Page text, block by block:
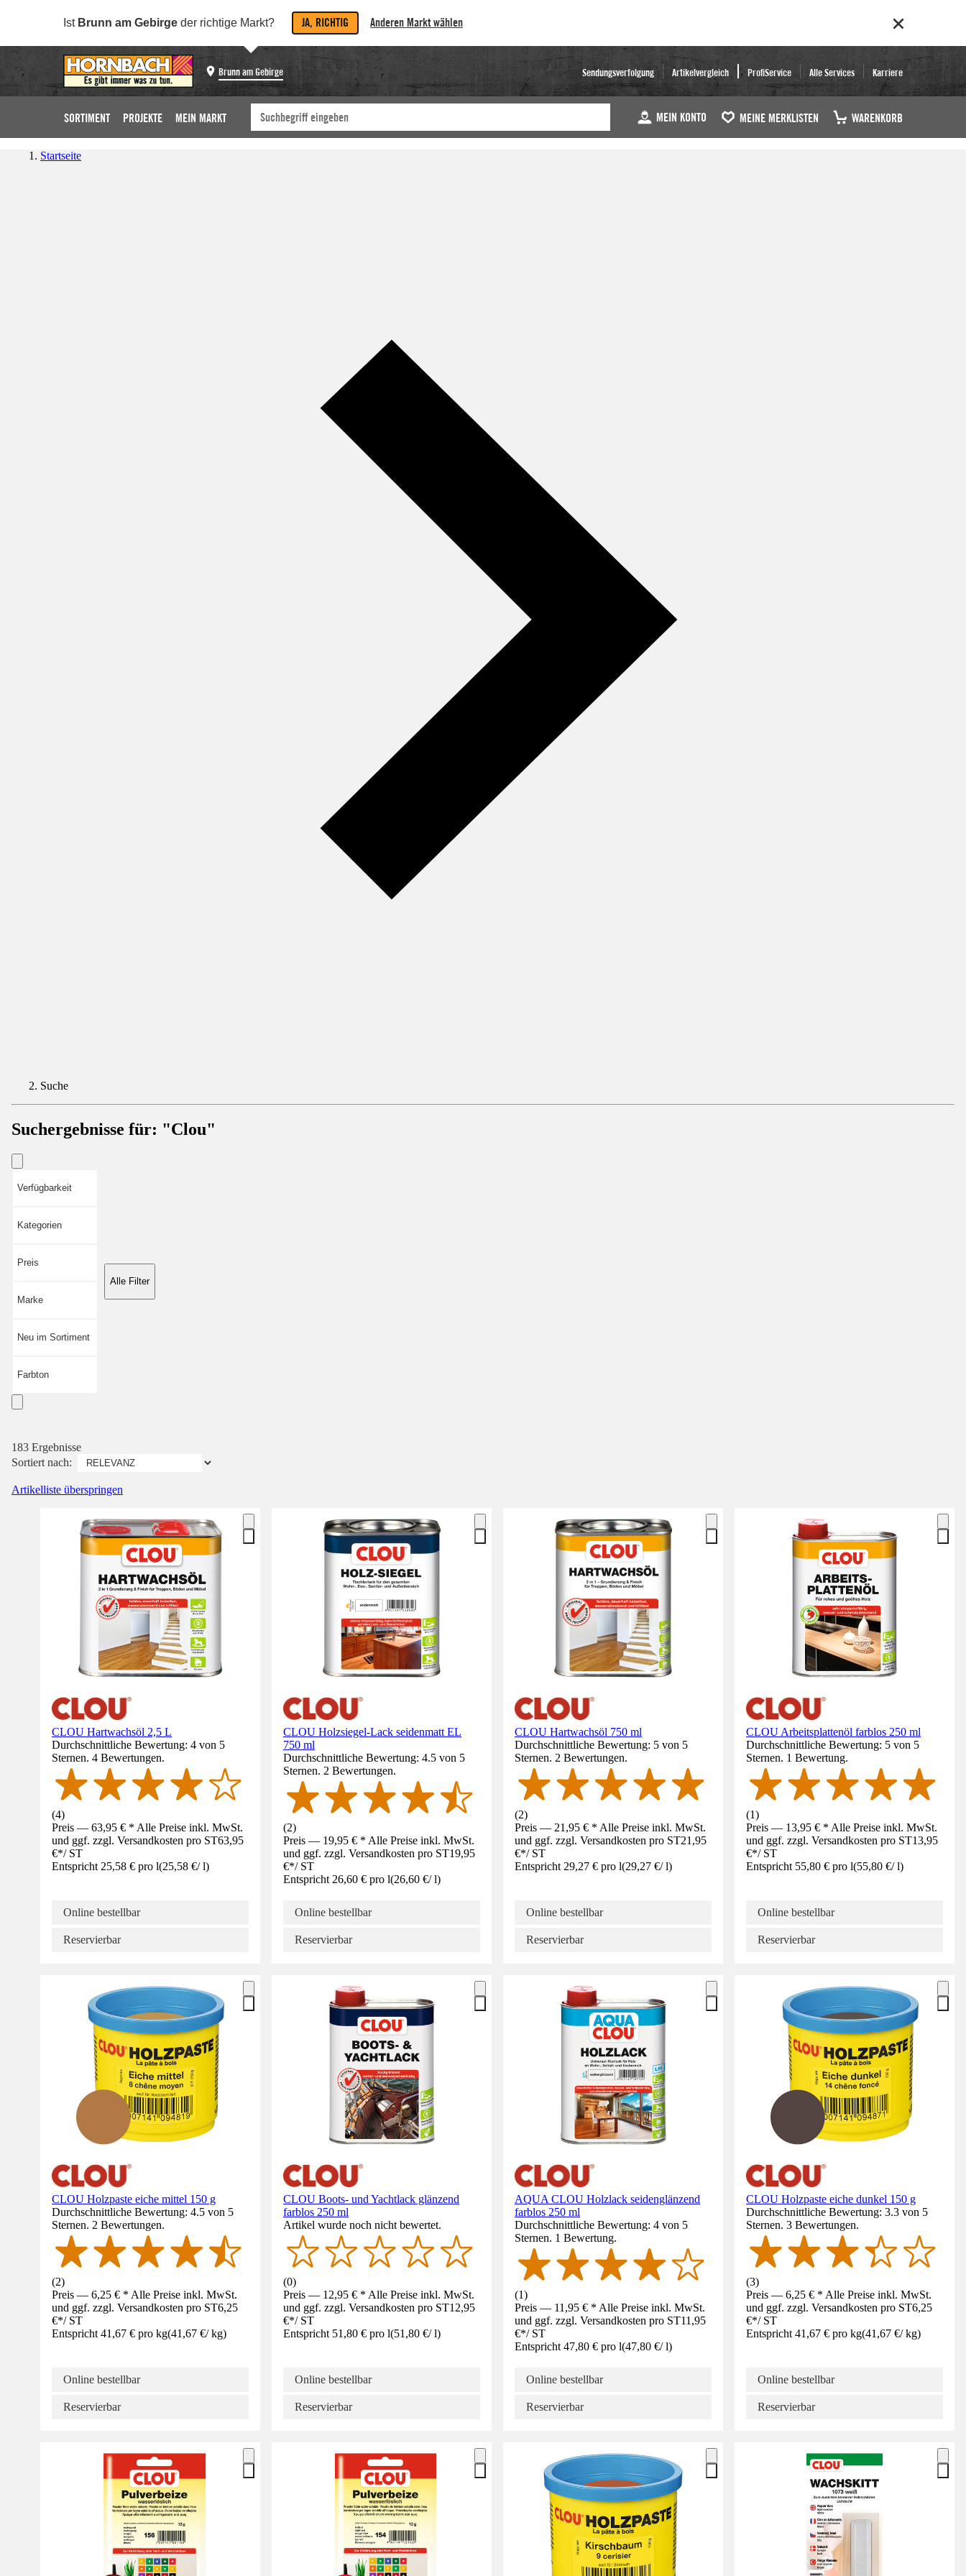
Ist Brunn am Gebirge der richtige Markt? JA, RICHTIG Anderen Markt wählen
Brunn am Gebirge Sendungsverfolgung Artikelvergleich ProfiService Alle Services Karriere
SORTIMENT PROJEKTE MEIN MARKT MEIN KONTO MEINE MERKLISTEN WARENKORB
Startseite
Suche
Suchergebnisse für: "Clou"
Verfügbarkeit
Kategorien
Preis
Marke
Neu im Sortiment
Farbton
Alle Filter
183 Ergebnisse
Sortiert nach:
Artikelliste überspringen
CLOU Hartwachsöl 2,5 L
Durchschnittliche Bewertung: 4 von 5
Sternen. 4 Bewertungen.
(4)
Preis — 63,95 € * Alle Preise inkl. MwSt.
und ggf. zzgl. Versandkosten pro ST63,95
€*/ ST
Entspricht 25,58 € pro l(25,58 €/ l)
Online bestellbar
Reservierbar
CLOU Holzsiegel-Lack seidenmatt EL
750 ml
Durchschnittliche Bewertung: 4.5 von 5
Sternen. 2 Bewertungen.
(2)
Preis — 19,95 € * Alle Preise inkl. MwSt.
und ggf. zzgl. Versandkosten pro ST19,95
€*/ ST
Entspricht 26,60 € pro l(26,60 €/ l)
Online bestellbar
Reservierbar
CLOU Hartwachsöl 750 ml
Durchschnittliche Bewertung: 5 von 5
Sternen. 2 Bewertungen.
(2)
Preis — 21,95 € * Alle Preise inkl. MwSt.
und ggf. zzgl. Versandkosten pro ST21,95
€*/ ST
Entspricht 29,27 € pro l(29,27 €/ l)
Online bestellbar
Reservierbar
CLOU Arbeitsplattenöl farblos 250 ml
Durchschnittliche Bewertung: 5 von 5
Sternen. 1 Bewertung.
(1)
Preis — 13,95 € * Alle Preise inkl. MwSt.
und ggf. zzgl. Versandkosten pro ST13,95
€*/ ST
Entspricht 55,80 € pro l(55,80 €/ l)
Online bestellbar
Reservierbar
CLOU Holzpaste eiche mittel 150 g
Durchschnittliche Bewertung: 4.5 von 5
Sternen. 2 Bewertungen.
(2)
Preis — 6,25 € * Alle Preise inkl. MwSt.
und ggf. zzgl. Versandkosten pro ST6,25
€*/ ST
Entspricht 41,67 € pro kg(41,67 €/ kg)
Online bestellbar
Reservierbar
CLOU Boots- und Yachtlack glänzend
farblos 250 ml
Artikel wurde noch nicht bewertet.
(0)
Preis — 12,95 € * Alle Preise inkl. MwSt.
und ggf. zzgl. Versandkosten pro ST12,95
€*/ ST
Entspricht 51,80 € pro l(51,80 €/ l)
Online bestellbar
Reservierbar
AQUA CLOU Holzlack seidenglänzend
farblos 250 ml
Durchschnittliche Bewertung: 4 von 5
Sternen. 1 Bewertung.
(1)
Preis — 11,95 € * Alle Preise inkl. MwSt.
und ggf. zzgl. Versandkosten pro ST11,95
€*/ ST
Entspricht 47,80 € pro l(47,80 €/ l)
Online bestellbar
Reservierbar
CLOU Holzpaste eiche dunkel 150 g
Durchschnittliche Bewertung: 3.3 von 5
Sternen. 3 Bewertungen.
(3)
Preis — 6,25 € * Alle Preise inkl. MwSt.
und ggf. zzgl. Versandkosten pro ST6,25
€*/ ST
Entspricht 41,67 € pro kg(41,67 €/ kg)
Online bestellbar
Reservierbar